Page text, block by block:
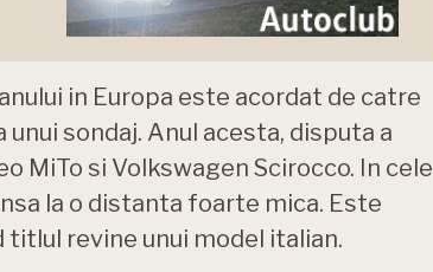
in Europa este acordat de catre
sondaj. Anul acesta, disputa a
MiTo si Volkswagen Scirocco. In cele
la o distanta foarte mica. Este
revine unui model italian.